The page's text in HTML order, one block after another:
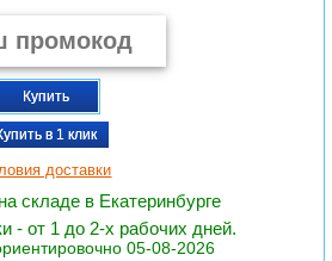
Купить
в 1 клик
доставки
складе в Екатеринбурге
- от 1 до 2-х рабочих дней.
05-08-2026